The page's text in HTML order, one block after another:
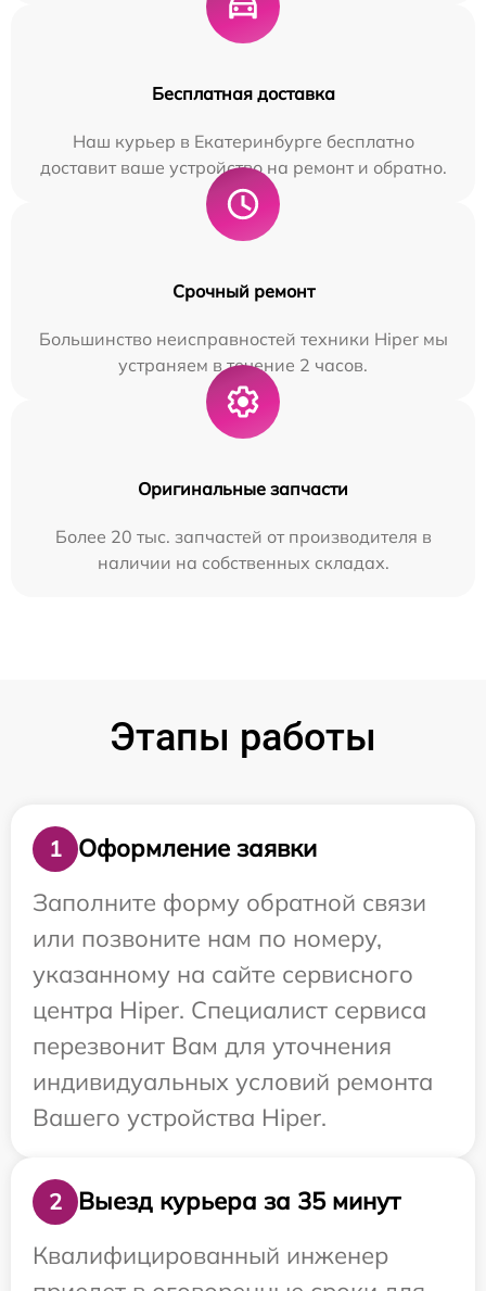
Бесплатная доставка
Наш курьер в Екатеринбурге бесплатно
доставит ваше устройство на ремонт и обратно.
Срочный ремонт
Большинство неисправностей техники Hiper мы
устраняем в течение 2 часов.
Оригинальные запчасти
Более 20 тыс. запчастей от производителя в
наличии на собственных складах.
Этапы работы
1
Оформление заявки
Заполните форму обратной связи
или позвоните нам по номеру,
указанному на сайте сервисного
центра Hiper. Специалист сервиса
перезвонит Вам для уточнения
индивидуальных условий ремонта
Вашего устройства Hiper.
2
Выезд курьера за 35 минут
Квалифицированный инженер